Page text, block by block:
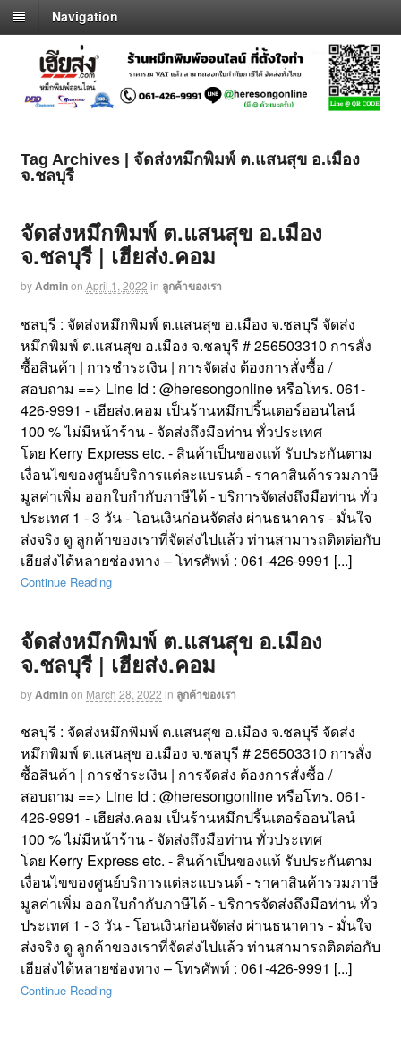
Navigation
Tag Archives | จัดส่งหมึกพิมพ์ ต.แสนสุข อ.เมือง
จ.ชลบุรี
จัดส่งหมึกพิมพ์ ต.แสนสุข อ.เมือง
จ.ชลบุรี | เฮียส่ง.คอม
byAdminon April 1, 2022 in ลูกค้าของเรา
ชลบุรี : จัดส่งหมึกพิมพ์ ต.แสนสุข อ.เมือง จ.ชลบุรี จัดส่ง
หมึกพิมพ์ ต.แสนสุข อ.เมือง จ.ชลบุรี # 256503310 การสั่ง
ซื้อสินค้า | การชำระเงิน | การจัดส่ง ต้องการสั่งซื้อ /
สอบถาม ==> Line Id : @heresongonline หรือโทร. 061-
426-9991 - เฮียส่ง.คอม เป็นร้านหมึกปริ้นเตอร์ออนไลน์
100 % ไม่มีหน้าร้าน - จัดส่งถึงมือท่าน ทั่วประเทศ
โดย Kerry Express etc. - สินค้าเป็นของแท้ รับประกันตาม
เงื่อนไขของศูนย์บริการแต่ละแบรนด์ - ราคาสินค้ารวมภาษี
มูลค่าเพิ่ม ออกใบกำกับภาษีได้ - บริการจัดส่งถึงมือท่าน ทั่ว
ประเทศ 1 - 3 วัน - โอนเงินก่อนจัดส่ง ผ่านธนาคาร - มั่นใจ
ส่งจริง ดู ลูกค้าของเราที่จัดส่งไปแล้ว ท่านสามารถติดต่อกับ
เฮียส่งได้หลายช่องทาง – โทรศัพท์ : 061-426-9991 [...]
Continue Reading
จัดส่งหมึกพิมพ์ ต.แสนสุข อ.เมือง
จ.ชลบุรี | เฮียส่ง.คอม
byAdminon March 28, 2022 in ลูกค้าของเรา
ชลบุรี : จัดส่งหมึกพิมพ์ ต.แสนสุข อ.เมือง จ.ชลบุรี จัดส่ง
หมึกพิมพ์ ต.แสนสุข อ.เมือง จ.ชลบุรี # 256503310 การสั่ง
ซื้อสินค้า | การชำระเงิน | การจัดส่ง ต้องการสั่งซื้อ /
สอบถาม ==> Line Id : @heresongonline หรือโทร. 061-
426-9991 - เฮียส่ง.คอม เป็นร้านหมึกปริ้นเตอร์ออนไลน์
100 % ไม่มีหน้าร้าน - จัดส่งถึงมือท่าน ทั่วประเทศ
โดย Kerry Express etc. - สินค้าเป็นของแท้ รับประกันตาม
เงื่อนไขของศูนย์บริการแต่ละแบรนด์ - ราคาสินค้ารวมภาษี
มูลค่าเพิ่ม ออกใบกำกับภาษีได้ - บริการจัดส่งถึงมือท่าน ทั่ว
ประเทศ 1 - 3 วัน - โอนเงินก่อนจัดส่ง ผ่านธนาคาร - มั่นใจ
ส่งจริง ดู ลูกค้าของเราที่จัดส่งไปแล้ว ท่านสามารถติดต่อกับ
เฮียส่งได้หลายช่องทาง – โทรศัพท์ : 061-426-9991 [...]
Continue Reading